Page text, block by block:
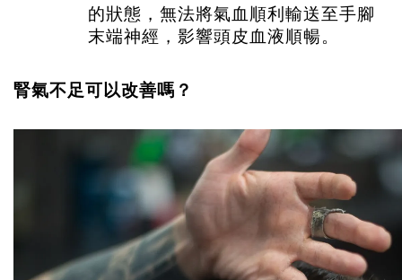
的狀態，無法將氣血順利輸送至手腳
末端神經，影響頭皮血液順暢。
腎氣不足可以改善嗎？